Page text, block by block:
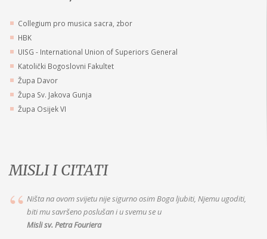
Collegium pro musica sacra, zbor
HBK
UISG - International Union of Superiors General
Katolički Bogoslovni Fakultet
Župa Davor
Župa Sv. Jakova Gunja
Župa Osijek VI
MISLI I CITATI
Marija je vaša dobra Majka, idite k Njoj s pouzdanjem. Jer ako joj želite
vjerno služiti, ispunit će vam to što
Misli Majke Alix le Clerc